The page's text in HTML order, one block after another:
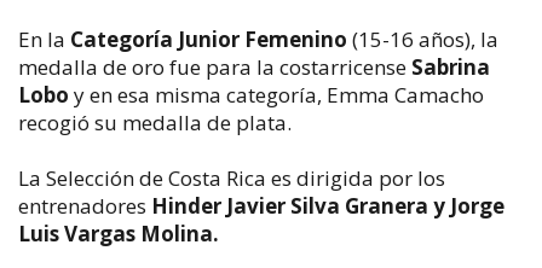
En la Categoría Junior Femenino (15-16 años), la
medalla de oro fue para la costarricense Sabrina
Lobo y en esa misma categoría, Emma Camacho
recogió su medalla de plata.
La Selección de Costa Rica es dirigida por los
entrenadores Hinder Javier Silva Granera y Jorge
Luis Vargas Molina.